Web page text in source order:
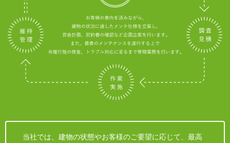
当社では、建物の状態やお客様のご要望に応じて、最高